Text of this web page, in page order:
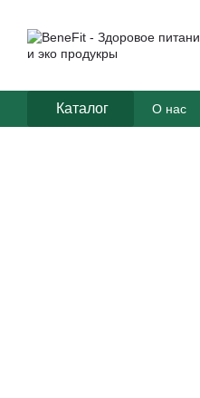
Каталог О нас